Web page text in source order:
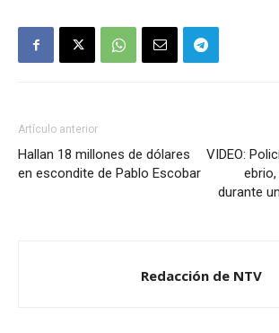
Artículo anterior
Hallan 18 millones de dólares
en escondite de Pablo Escobar
VIDEO:
durante
Redacción de NTV